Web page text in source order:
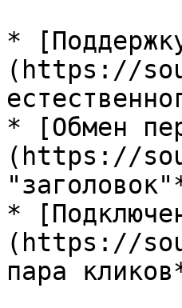
*
(https://
* [Обмен
(https://
*
(https://
пара